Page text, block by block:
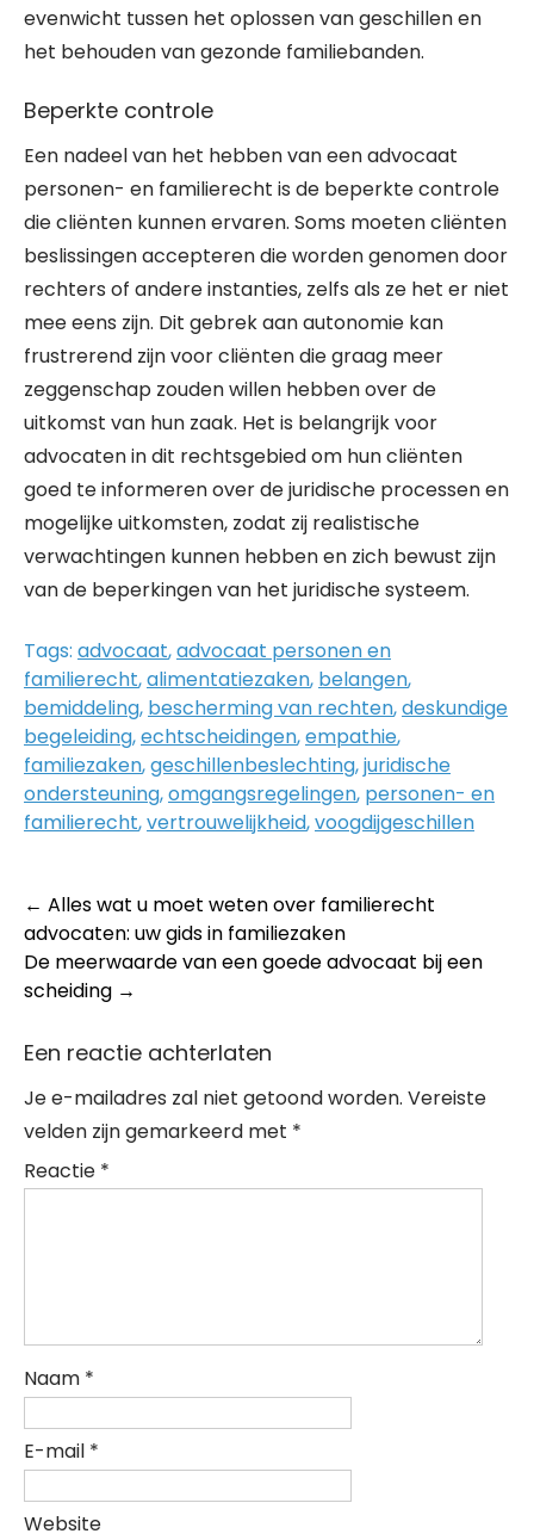
evenwicht tussen het oplossen van geschillen en
het behouden van gezonde familiebanden.
Beperkte controle
Een nadeel van het hebben van een advocaat
personen- en familierecht is de beperkte controle
die cliënten kunnen ervaren. Soms moeten cliënten
beslissingen accepteren die worden genomen door
rechters of andere instanties, zelfs als ze het er niet
mee eens zijn. Dit gebrek aan autonomie kan
frustrerend zijn voor cliënten die graag meer
zeggenschap zouden willen hebben over de
uitkomst van hun zaak. Het is belangrijk voor
advocaten in dit rechtsgebied om hun cliënten
goed te informeren over de juridische processen en
mogelijke uitkomsten, zodat zij realistische
verwachtingen kunnen hebben en zich bewust zijn
van de beperkingen van het juridische systeem.
Tags: advocaat,advocaat personen en
familierecht,alimentatiezaken, belangen,
bemiddeling, bescherming van rechten,deskundige
begeleiding,echtscheidingen,empathie,
familiezaken,geschillenbeslechting,juridische
ondersteuning,omgangsregelingen, personen- en
familierecht,vertrouwelijkheid,voogdijgeschillen
Post
navigation
← Alles wat u moet weten over familierecht
advocaten: uw gids in familiezaken
De meerwaarde van een goede advocaat bij een
scheiding →
Een reactie achterlaten
Je e-mailadres zal niet getoond worden. Vereiste
velden zijn gemarkeerd met *
Reactie *
Naam *
E-mail *
Website